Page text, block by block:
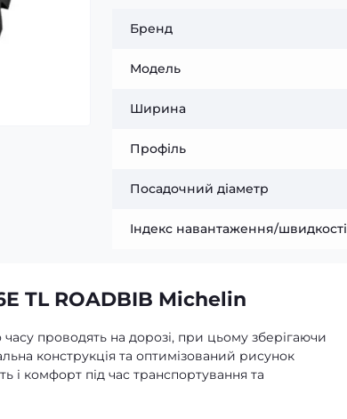
Бренд
Модель
Ширина
Профіль
Посадочний діаметр
Індекс навантаження/швидкості
TL ROADBIB Michelin
часу проводять на дорозі, при цьому зберігаючи
конструкція та оптимізований рисунок
і комфорт під час транспортування та